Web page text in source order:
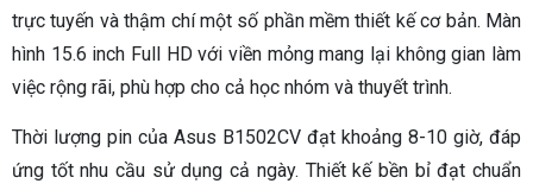
trực tuyến và thậm chí một số phần mềm thiết kế cơ bản. Màn
hình 15.6 inch Full HD với viền mỏng mang lại không gian làm
việc rộng rãi, phù hợp cho cả học nhóm và thuyết trình.
Thời lượng pin của Asus B1502CV đạt khoảng 8-10 giờ, đáp
ứng tốt nhu cầu sử dụng cả ngày. Thiết kế bền bỉ đạt chuẩn